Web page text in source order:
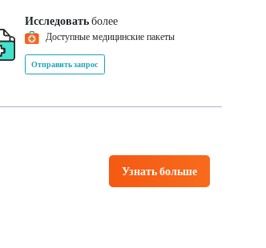
Исследоватьболее
Доступные медицинские пакеты
Отправить запрос
Узнать больше